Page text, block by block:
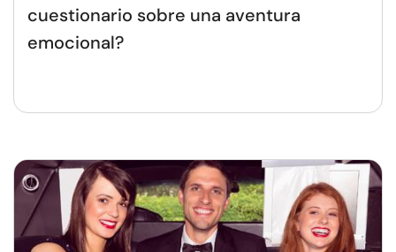
cuestionario sobre una aventura
emocional?